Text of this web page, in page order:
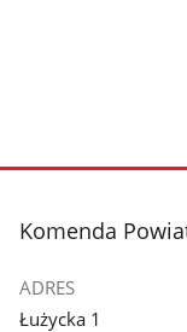
stopka
Komenda
ADRES
Łużycka 1